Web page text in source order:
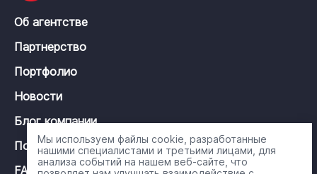
Об агентстве
Партнерство
Портфолио
Новости
Блог компании
Политика конфиденциальности
FAQ
Мы используем файлы cookie, разработанные
нашими специалистами и третьими лицами, для
анализа событий на нашем веб-сайте, что